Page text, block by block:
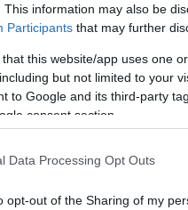
This information may also be
Participants that may further
that this website/app uses one
but not limited to your
to Google and its third-party
consent section.
Data Processing Opt Outs
opt-out of the Sharing of my